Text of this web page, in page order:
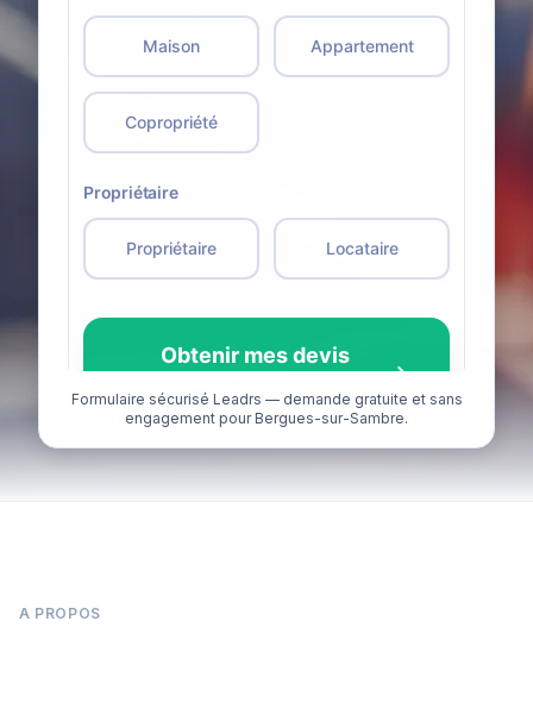
Formulaire sécurisé Leadrs — demande gratuite et sans
engagement pour Bergues-sur-Sambre.
A PROPOS